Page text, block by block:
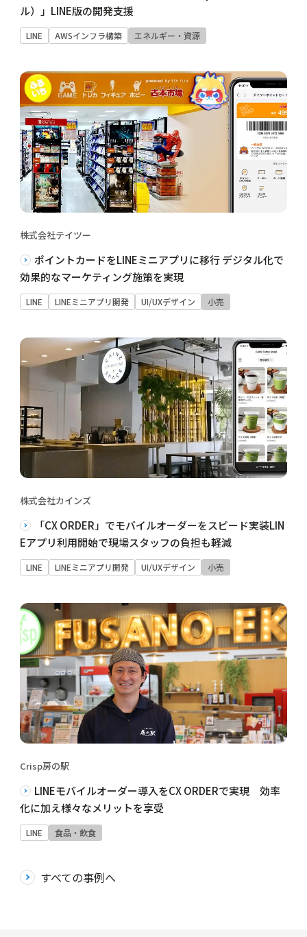
ル）」LINE版の開発支援
LINE AWSインフラ構築 エネルギー・資源
株式会社テイツー
ポイントカードをLINEミニアプリに移行 デジタル化で
効果的なマーケティング施策を実現
LINE LINEミニアプリ開発 UI/UXデザイン 小売
株式会社カインズ
「CX ORDER」でモバイルオーダーをスピード実装LIN
Eアプリ利用開始で現場スタッフの負担も軽減
LINE LINEミニアプリ開発 UI/UXデザイン 小売
Crisp房の駅
LINEモバイルオーダー導入をCX ORDERで実現 効率
化に加え様々なメリットを享受
LINE 食品・飲食
すべての事例へ